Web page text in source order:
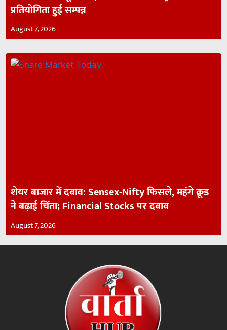
प्रतियोगिता हुई सम्पन्न
August 7, 2026
शेयर बाजार में दबाव: Sensex-Nifty फिसले, महंगे क्रूड
ने बढ़ाई चिंता; Financial Stocks पर दबाव
August 7, 2026